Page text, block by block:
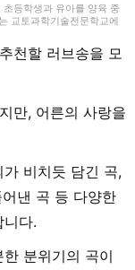
등학생과 유아를 양육 중
교토과학기술전문학교에
업 후 현재 재직 중인 음악
에서 경험을 쌓으며, 음악
천할 러브송을 모
만, 어른의 사랑을
비치듯 담긴 곡,
낸 곡 등 다양한
다.
분위기의 곡이